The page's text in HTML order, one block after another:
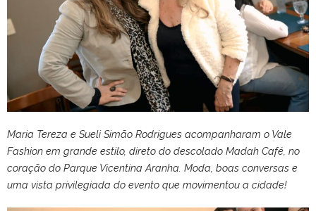
Maria Tereza e Sueli Simão Rodrigues acompanharam o Vale
Fashion em grande estilo, direto do descolado Madah Café, no
coração do Parque Vicentina Aranha. Moda, boas conversas e
uma vista privilegiada do evento que movimentou a cidade!